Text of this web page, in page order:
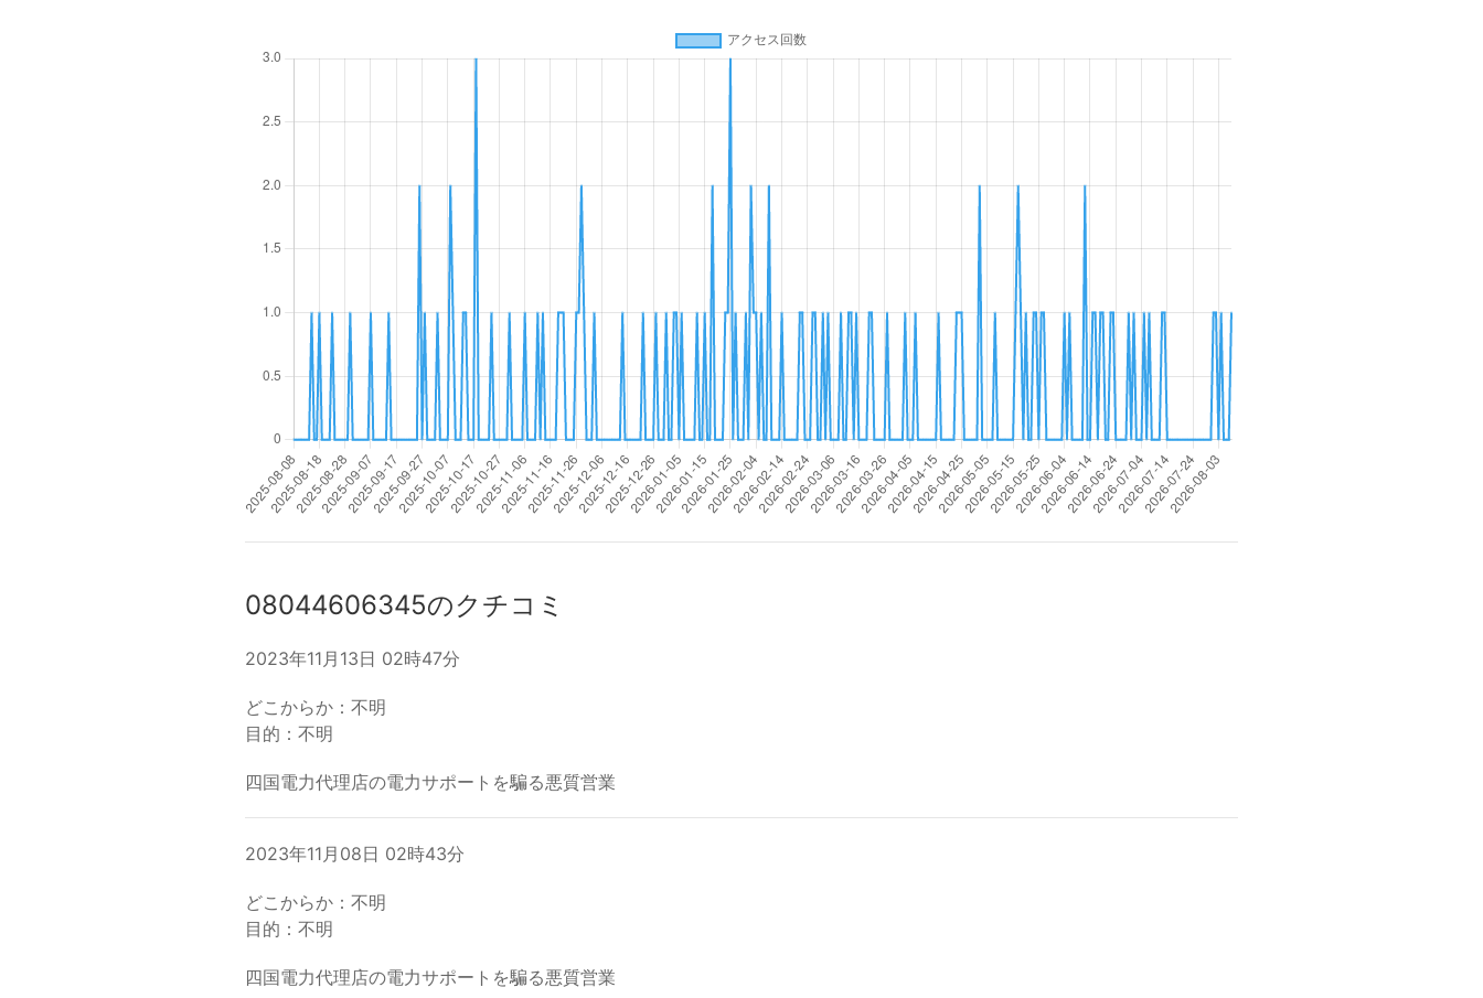
08044606345のクチコミ
2023年11月13日 02時47分
どこからか：不明
目的：不明
四国電力代理店の電力サポートを騙る悪質営業
2023年11月08日 02時43分
どこからか：不明
目的：不明
四国電力代理店の電力サポートを騙る悪質営業